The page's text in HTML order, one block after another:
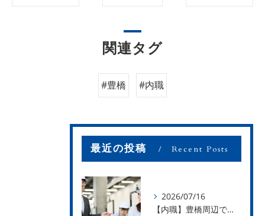
関連タグ
#豊橋 #内職
最近の投稿 Recent Posts
2026/07/16
【内職】豊橋周辺で内職のお仕事を探している方募集中！【お仕事の内容】